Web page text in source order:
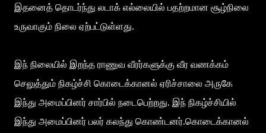
இதனைத் தொடர்ந்து லடாக் எல்லையில் பதற்றமான சூழ்நிலை
உருவாகும் நிலை ஏற்பட்டுள்ளது.
இந் நிலையில் இறந்த ராணுவ வீரர்களுக்கு வீர வணக்கம்
செலுத்தும் நிகழ்ச்சி கொடைக்கானல் ஏரிச்சாலை அருகே
இந்து அமைப்பினர் சார்பில் நடைபெற்றது. இந் நிகழ்ச்சியில்
இந்து அமைப்பினர் பலர் கலந்து கொண்டனர்.கொடைக்கானல்